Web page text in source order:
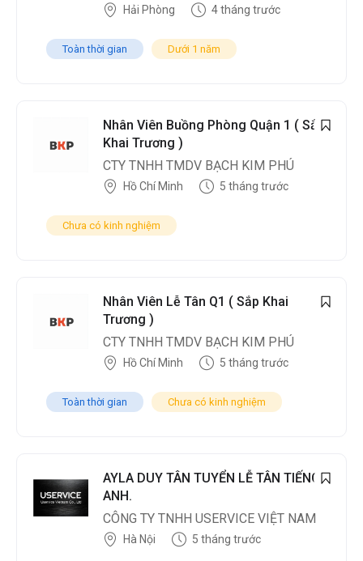
Hải Phòng 4 tháng trước
Toàn thời gian Dưới 1 năm
Nhân Viên Buồng Phòng Quận 1 ( Sắp
Khai Trương )
CTY TNHH TMDV BẠCH KIM PHÚ
Hồ Chí Minh 5 tháng trước
Chưa có kinh nghiệm
Nhân Viên Lễ Tân Q1 ( Sắp Khai
Trương )
CTY TNHH TMDV BẠCH KIM PHÚ
Hồ Chí Minh 5 tháng trước
Toàn thời gian Chưa có kinh nghiệm
AYLA DUY TÂN TUYỂN LỄ TÂN TIẾNG
ANH.
CÔNG TY TNHH USERVICE VIỆT NAM
Hà Nội 5 tháng trước